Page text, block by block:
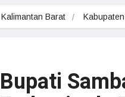
Kalimantan Barat
Bupati